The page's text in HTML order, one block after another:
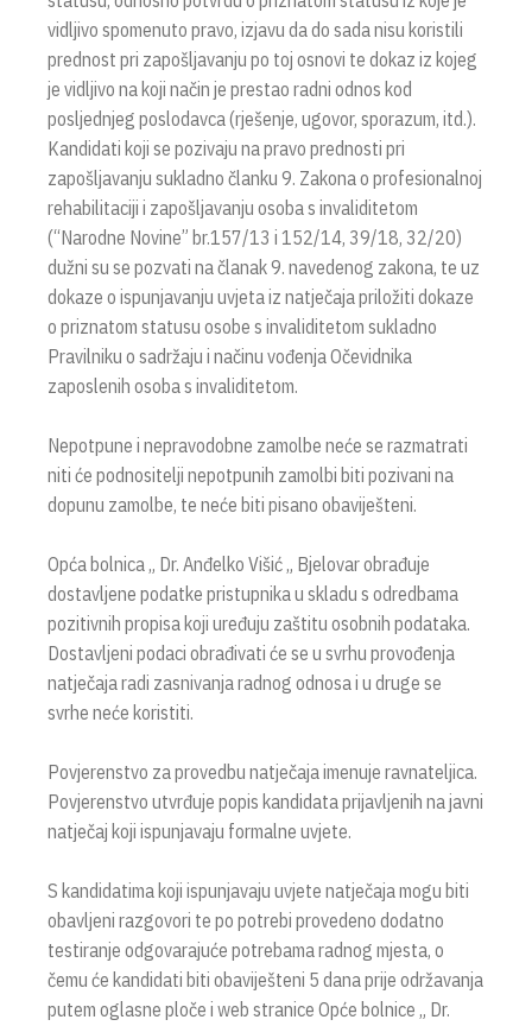
vidljivo spomenuto pravo, izjavu da do sada nisu koristili
prednost pri zapošljavanju po toj osnovi te dokaz iz kojeg
je vidljivo na koji način je prestao radni odnos kod
posljednjeg poslodavca (rješenje, ugovor, sporazum, itd.).
Kandidati koji se pozivaju na pravo prednosti pri
zapošljavanju sukladno članku 9. Zakona o profesionalnoj
rehabilitaciji i zapošljavanju osoba s invaliditetom
(“Narodne Novine” br.157/13 i 152/14, 39/18, 32/20)
dužni su se pozvati na članak 9. navedenog zakona, te uz
dokaze o ispunjavanju uvjeta iz natječaja priložiti dokaze
o priznatom statusu osobe s invaliditetom sukladno
Pravilniku o sadržaju i načinu vođenja Očevidnika
zaposlenih osoba s invaliditetom.
Nepotpune i nepravodobne zamolbe neće se razmatrati
niti će podnositelji nepotpunih zamolbi biti pozivani na
dopunu zamolbe, te neće biti pisano obaviješteni.
Opća bolnica „ Dr. Anđelko Višić „ Bjelovar obrađuje
dostavljene podatke pristupnika u skladu s odredbama
pozitivnih propisa koji uređuju zaštitu osobnih podataka.
Dostavljeni podaci obrađivati će se u svrhu provođenja
natječaja radi zasnivanja radnog odnosa i u druge se
svrhe neće koristiti.
Povjerenstvo za provedbu natječaja imenuje ravnateljica.
Povjerenstvo utvrđuje popis kandidata prijavljenih na javni
natječaj koji ispunjavaju formalne uvjete.
S kandidatima koji ispunjavaju uvjete natječaja mogu biti
obavljeni razgovori te po potrebi provedeno dodatno
testiranje odgovarajuće potrebama radnog mjesta, o
čemu će kandidati biti obaviješteni 5 dana prije održavanja
putem oglasne ploče i web stranice Opće bolnice „ Dr.